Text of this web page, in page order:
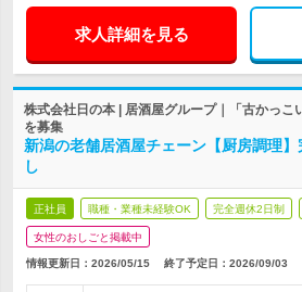
求人詳細を見る
株式会社日の本 | 居酒屋グループ｜「古かっこ
を募集
新潟の老舗居酒屋チェーン【厨房調理
し
正社員 職種・業種未経験OK 完全週休2日制
女性のおしごと掲載中
情報更新日：2026/05/15 終了予定日： 2026/09/03